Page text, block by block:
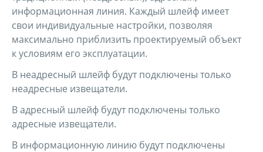
информационная линия. Каждый шлейф имеет
свои индивидуальные настройки, позволяя
максимально приблизить проектируемый объект
к условиям его эксплуатации.
В неадресный шлейф будут подключены только
неадресные извещатели.
В адресный шлейф будут подключены только
адресные извещатели.
В информационную линию будут подключены